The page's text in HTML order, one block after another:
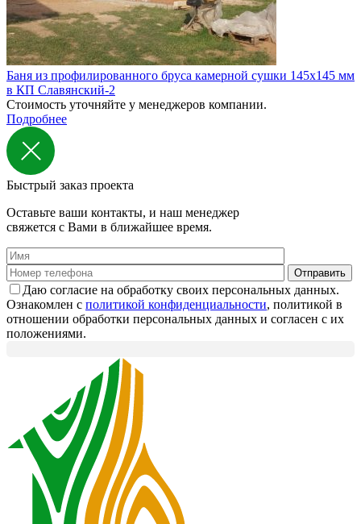
Баня из профилированного бруса камерной сушки 145х145 мм
в КП Славянский-2
Стоимость уточняйте у менеджеров компании.
Подробнее
Быстрый заказ проекта
Оставьте ваши контакты, и наш менеджер
свяжется с Вами в ближайшее время.
Даю согласие на обработку своих персональных данных.
Ознакомлен с политикой конфиденциальности, политикой в
отношении обработки персональных данных и согласен с их
положениями.